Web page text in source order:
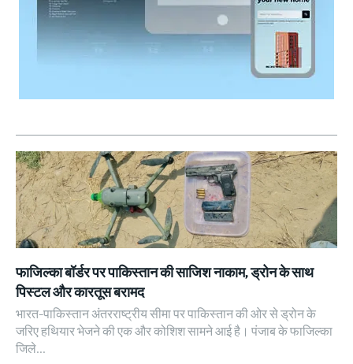
फाजिल्का बॉर्डर पर पाकिस्तान की साजिश नाकाम, ड्रोन के साथ
पिस्टल और कारतूस बरामद
भारत-पाकिस्तान अंतरराष्ट्रीय सीमा पर पाकिस्तान की ओर से ड्रोन के
जरिए हथियार भेजने की एक और कोशिश सामने आई है। पंजाब के फाजिल्का
जिले...